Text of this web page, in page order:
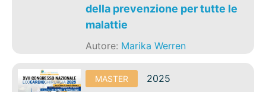
della prevenzione per tutte le
malattie
Autore: Marika Werren
MASTER 2025